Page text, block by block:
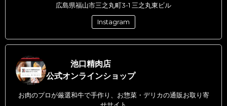
広島県福山市三之丸町3-1 三之丸東ビル
Instagram
池口精肉店
公式オンラインショップ
お肉のプロが厳選和牛で手作り、お惣菜・デリカの通販お取り寄
せサイト